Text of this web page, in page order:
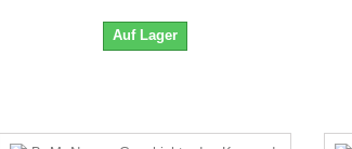
Auf Lager